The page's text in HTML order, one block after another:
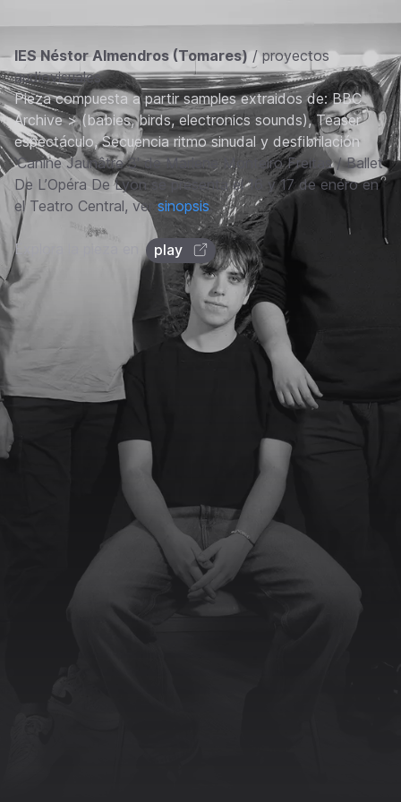
IES Néstor Almendros (Tomares) / proyectos
audiovisuales
Pieza compuesta a partir samples extraidos de: BBC
Archive > (babies, birds, electronics sounds), Teaser
espectáculo, Secuencia ritmo sinudal y desfibrilación
'Canine Jaunâtre 3' de Marlene Monteiro Freitas / Ballet
De L’Opéra De Lyon se presenta el 16 y 17 de enero en
el Teatro Central, versinopsis.
Explora la pieza en play